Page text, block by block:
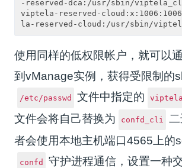
-reserved-dca:/usr/sbin/
viptela-reserved-
使用同样的低权限帐户，就可以
到vManage实例，获得受限制的
/etc/passwd 文件中指定的
文件会将自己替换为
confd_cli
者会使用本地主机端口4565上的
confd
守护进程通信，设置一种